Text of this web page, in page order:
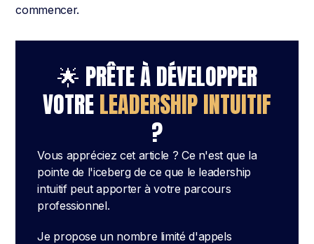
commencer.
🌟 PRÊTE À DÉVELOPPER
VOTRELEADERSHIP INTUITIF
?
Vous appréciez cet article ? Ce n'est que la
pointe de l'iceberg de ce que le leadership
intuitif peut apporter à votre parcours
professionnel.
Je propose un nombre limité d'appels